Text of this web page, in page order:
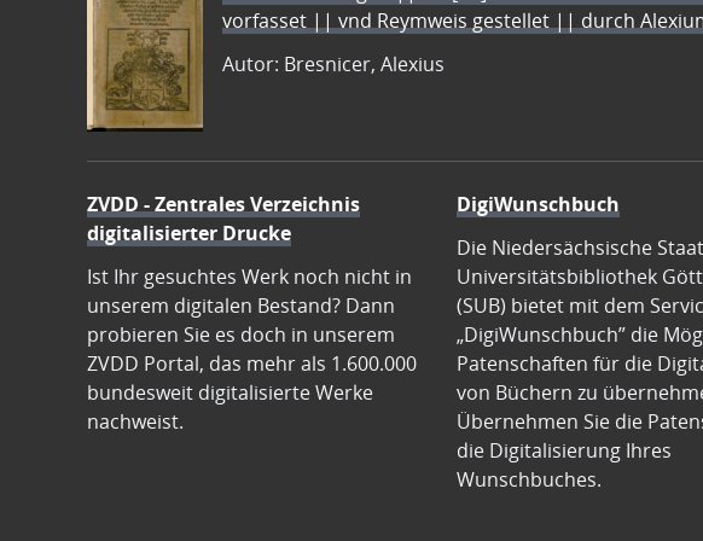
vorfasset || vnd Reymweis gestellet || durch
Autor: Bresnicer, Alexius
ZVDD - Zentrales Verzeichnis
digitalisierter Drucke
Ist Ihr gesuchtes Werk noch nicht in
unserem digitalen Bestand? Dann
probieren Sie es doch in unserem
ZVDD Portal, das mehr als 1.600.000
bundesweit digitalisierte Werke
nachweist.
DigiWunschbuch
Die Niedersächsische
Universitätsbibliothek
(SUB) bietet mit dem
„DigiWunschbuch” die
Patenschaften für die
von Büchern zu
Übernehmen Sie die
die Digitalisierung Ihres
Wunschbuches.